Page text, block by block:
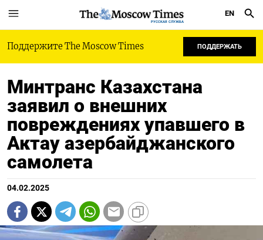
РУССКАЯ СЛУЖБА
EN
Поддержите The Moscow Times ПОДДЕРЖАТЬ
Минтранс Казахстана
заявил о внешних
повреждениях упавшего в
Актау азербайджанского
самолета
04.02.2025